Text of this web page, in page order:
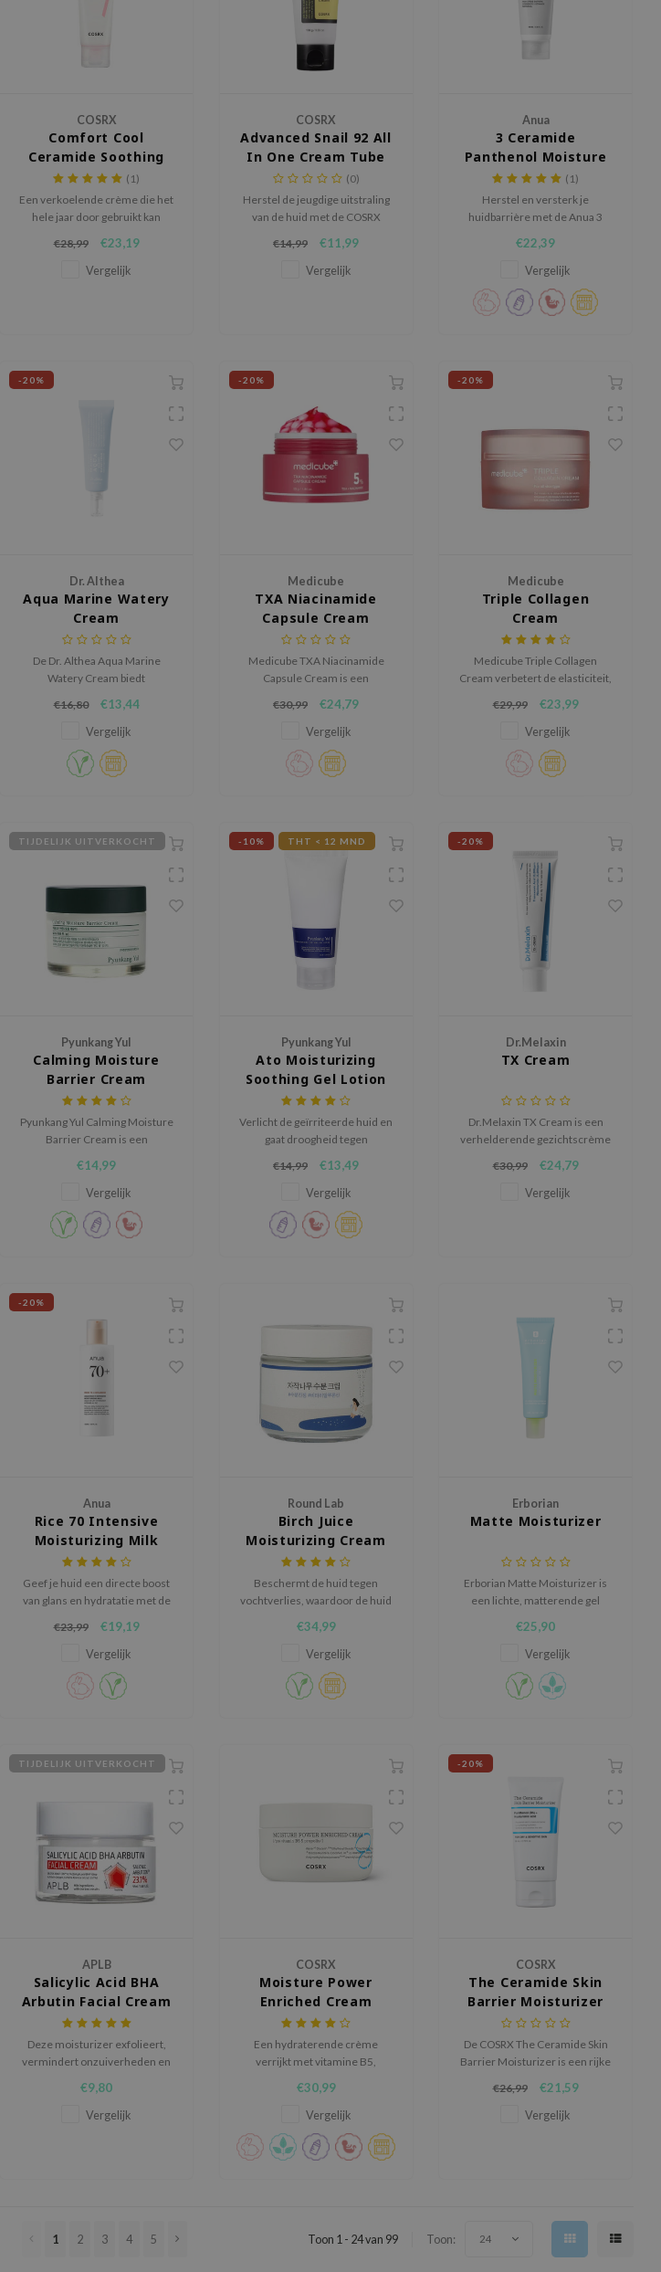
COSRX
Comfort Cool
Ceramide Soothing
Gel Cream(1)
Een verkoelende crème die het
hele jaar door gebruikt kan
hydrateert de huid en herstelt
de huidbarrière.
€28,99 €23,19
Vergelijk
COSRX
Advanced Snail 92 All
In One Cream Tube
(0)
Herstel de jeugdige uitstraling
van de huid met de COSRX
Cream Tube, een diep
voedende formule die tekenen
€14,99 €11,99
Vergelijk
Anua
3 Ceramide
Panthenol Moisture
Barrier Cream
(1)
Herstel en versterk je
huidbarrière met de Anua 3
Barrier Cream, een rijke en
voedende moisturizer die de
huid intens hydrateert,
verzacht en beschermt tegen
€22,39
Vergelijk
-20%
Dr. Althea
Aqua Marine Watery
Cream
De Dr. Althea Aqua Marine
Watery Cream biedt
en een comfortabel,
verkwikkend huidgevoel vanaf
de eerste toepassing.
€16,80 €13,44
Vergelijk
-20%
Medicube
TXA Niacinamide
Capsule Cream
Medicube TXA Niacinamide
Capsule Cream is een
met capsules die helpen bij het
verminderen van
pigmentvlekken, acnelittekens
en een ongelijkmatige huidtint.
€30,99 €24,79
Vergelijk
-20%
Medicube
Triple Collagen
Cream
Medicube Triple Collagen
Cream verbetert de elasticiteit,
vermindert poriën en
pigmentvlekken, terwijl het diep
hydrateert en rimpels verfijnt.
€29,99 €23,99
Vergelijk
TIJDELIJK UITVERKOCHT
Pyunkang Yul
Calming Moisture
Barrier Cream
Pyunkang Yul Calming Moisture
Barrier Cream is een
waarde en rijk aan EWG-
geverifieerde ingrediënten die
de huid kalmeren.
€14,99
Vergelijk
-10% THT < 12 MND
Pyunkang Yul
Ato Moisturizing
Soothing Gel Lotion
Verlicht de geïrriteerde huid en
gaat droogheid tegen
€14,99
€13,49
Vergelijk
-20%
Dr.Melaxin
TX Cream
Dr.Melaxin TX Cream is een
verhelderende gezichtscrème
stralende teint te krijgen.
€30,99 €24,79
Vergelijk
-20%
Anua
Rice 70 Intensive
Moisturizing Milk
Geef je huid een directe boost
van glans en hydratatie met de
Moisturizing Milk, een lichte
lotion verrijkt met maar liefst
70% Oryza Sativa (Rice) Bran
Water.
€23,99 €19,19
Vergelijk
Round Lab
Birch Juice
Moisturizing Cream
Beschermt de huid tegen
vochtverlies, waardoor de huid
€34,99
Vergelijk
Erborian
Matte Moisturizer
Erborian Matte Moisturizer is
een lichte, matterende gel
hydrateert en direct helpt om
glans te verminderen zonder
uit te drogen.
€25,90
Vergelijk
TIJDELIJK UITVERKOCHT
APLB
Salicylic Acid BHA
Arbutin Facial Cream
Deze moisturizer exfolieert,
vermindert onzuiverheden en
combinatie van salicylzuur en
arbutine.
€9,80
Vergelijk
COSRX
Moisture Power
Enriched Cream
Een hydraterende crème
verrijkt met vitamine B5,
€30,99
Vergelijk
-20%
COSRX
The Ceramide Skin
Barrier Moisturizer
De COSRX The Ceramide Skin
Barrier Moisturizer is een rijke
huidbarrière versterkt en helpt
om de huid langdurig
€26,99 €21,59
Vergelijk
1 2 3 4 5 Toon 1 - 24 van 99 Toon: 24